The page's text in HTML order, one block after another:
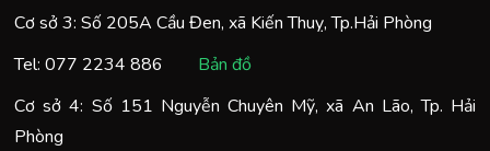
Cơ sở 3: Số 205A Cầu Đen, xã Kiến Thuỵ, Tp.Hải Phòng
Tel: 077 2234 886
Bản đồ
Cơ sở 4: Số 151 Nguyễn Chuyên Mỹ, xã An Lão, Tp. Hải
Phòng